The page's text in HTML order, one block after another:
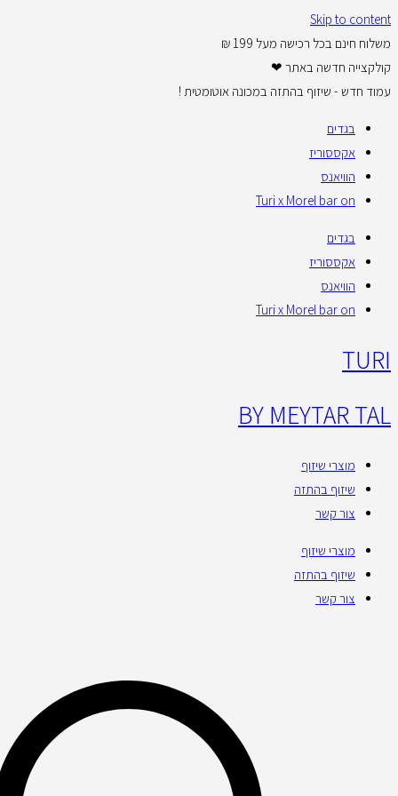
Skip to content
משלוח חינם בכל רכישה מעל 199 ₪
קולקצייה חדשה באתר ❤
עמוד חדש - שיזוף בהתזה במכונה אוטומטית !
בגדים
אקססוריז
הוויאנס
Turi x Morel bar on
בגדים
אקססוריז
הוויאנס
Turi x Morel bar on
TURI
BY MEYTAR TAL
מוצרי שיזוף
שיזוף בהתזה
צור קשר
מוצרי שיזוף
שיזוף בהתזה
צור קשר